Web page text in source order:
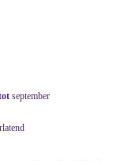
september